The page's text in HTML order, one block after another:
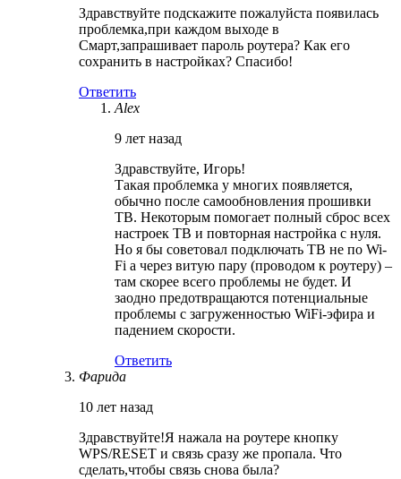
Здравствуйте подскажите пожалуйста появилась
проблемка,при каждом выходе в
Смарт,запрашивает пароль роутера? Как его
сохранить в настройках? Спасибо!
Ответить
Alex
9 лет назад
Здравствуйте, Игорь!
Такая проблемка у многих появляется,
обычно после самообновления прошивки
ТВ. Некоторым помогает полный сброс всех
настроек ТВ и повторная настройка с нуля.
Но я бы советовал подключать ТВ не по Wi-
Fi а через витую пару (проводом к роутеру) –
там скорее всего проблемы не будет. И
заодно предотвращаются потенциальные
проблемы с загруженностью WiFi-эфира и
падением скорости.
Ответить
Фарида
10 лет назад
Здравствуйте!Я нажала на роутере кнопку
WPS/RESET и связь сразу же пропала. Что
сделать,чтобы связь снова была?